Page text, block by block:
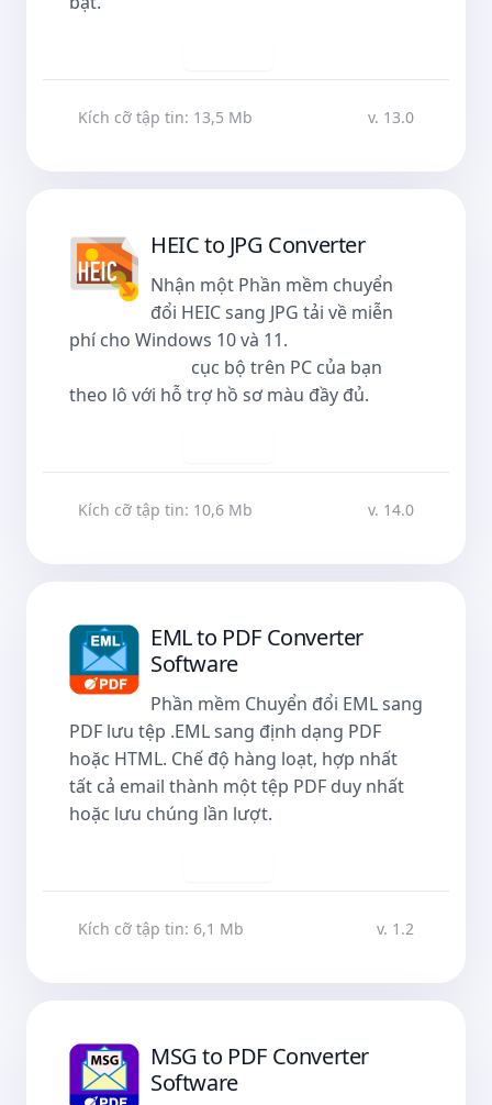
Kích cỡ tập tin: 13,5 Mb v. 13.0
HEIC to JPG Converter
Nhận một Phần mềm chuyển
đổi HEIC sang JPG tải về miễn
phí cho Windows 10 và 11.
cục bộ trên PC của bạn
theo lô với hỗ trợ hồ sơ màu đầy đủ.
Kích cỡ tập tin: 10,6 Mb v. 14.0
EML to PDF Converter
Software
Phần mềm Chuyển đổi EML sang
PDF lưu tệp .EML sang định dạng PDF
hoặc HTML. Chế độ hàng loạt, hợp nhất
tất cả email thành một tệp PDF duy nhất
hoặc lưu chúng lần lượt.
Kích cỡ tập tin: 6,1 Mb v. 1.2
MSG to PDF Converter
Software